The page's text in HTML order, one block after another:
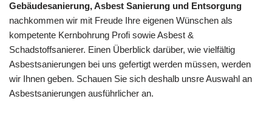
Gebäudesanierung, Asbest Sanierung und Entsorgung
nachkommen wir mit Freude Ihre eigenen Wünschen als
kompetente Kernbohrung Profi sowie Asbest &
Schadstoffsanierer. Einen Überblick darüber, wie vielfältig
Asbestsanierungen bei uns gefertigt werden müssen, werden
wir Ihnen geben. Schauen Sie sich deshalb unsre Auswahl an
Asbestsanierungen ausführlicher an.